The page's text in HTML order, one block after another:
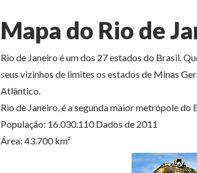
Mapa do Rio de
Rio de Janeiro é um dos 27 estados do Brasil.
seus vizinhos de limites os estados de Minas
Atlântico.
Rio de Janeiro, é a segunda maior metrópole do
População: 16.030.110 Dados de 2011
Área: 43.700 km²